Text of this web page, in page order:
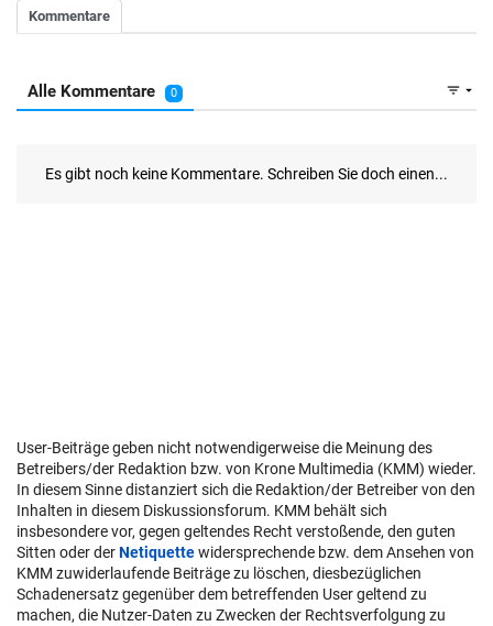
User-Beiträge geben nicht notwendigerweise die Meinung des
Betreibers/der Redaktion bzw. von Krone Multimedia (KMM) wieder.
In diesem Sinne distanziert sich die Redaktion/der Betreiber von den
Inhalten in diesem Diskussionsforum. KMM behält sich
insbesondere vor, gegen geltendes Recht verstoßende, den guten
Sitten oder derNetiquettewidersprechende bzw. dem Ansehen von
KMM zuwiderlaufende Beiträge zu löschen, diesbezüglichen
Schadenersatz gegenüber dem betreffenden User geltend zu
machen, die Nutzer-Daten zu Zwecken der Rechtsverfolgung zu